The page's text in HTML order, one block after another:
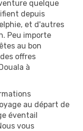
quelque
depuis
et d'autres
Peu importe
au bon
offres
à
au départ de
éventail
vous